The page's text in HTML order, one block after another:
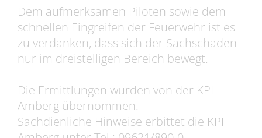
Dem aufmerksamen Piloten sowie dem
schnellen Eingreifen der Feuerwehr ist es
zu verdanken, dass sich der Sachschaden
nur im dreistelligen Bereich bewegt.
Die Ermittlungen wurden von der KPI
Amberg übernommen.
Sachdienliche Hinweise erbittet die KPI